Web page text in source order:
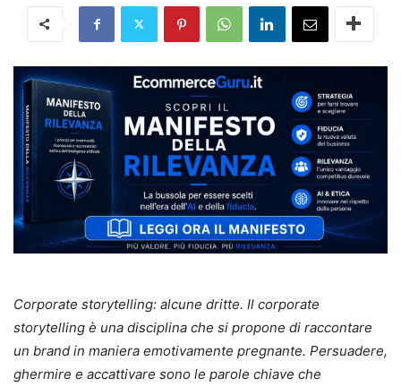
Corporate storytelling: alcune dritte. Il corporate
storytelling è una disciplina che si propone di raccontare
un brand in maniera emotivamente pregnante. Persuadere,
ghermire e accattivare sono le parole chiave che